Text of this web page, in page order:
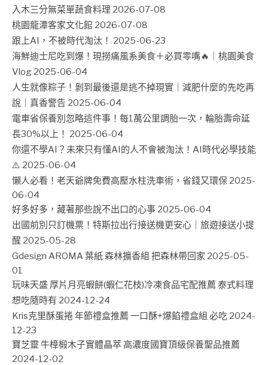
入木三分無菜單蔬食料理 2026-07-08
桃園龍潭客家文化館 2026-07-08
跟上AI，不被時代淘汰！ 2025-06-23
海鮮迪士尼吃到爆！現撈痛風系美食＋必買零嘴🔥｜桃園美食
Vlog 2025-06-04
人生就像粽子！剝到最後還是逃不掉現實｜減肥什麼的先吃再
說｜真香警告 2025-06-04
電車省保養別忽略這件事！每1萬公里調胎一次，輪胎壽命延
長30%以上！ 2025-06-04
你還不學AI？未來只有懂AI的人不會被淘汰！AI時代必學技能
⚠️ 2025-06-04
懶人必看！老天爺牌免費高壓水柱洗車術，省錢又環保 2025-
06-04
好多好多，藏著那些說不出口的心事 2025-06-04
出國前別只訂機票！特斯拉出行接送機更安心｜旅遊接送小提
醒 2025-05-28
Gdesign AROMA 葉紙 森林擴香組 把森林帶回家 2025-05-
01
玩味天盛 厚片月亮蝦餅(蝦仁花枝)冷凍食品宅配推薦 泰式料理
想吃隨時有 2024-12-24
Kris克里酥蛋捲 年節禮盒推薦 一口酥+爆餡禮盒組 必吃 2024-
12-23
寶芝靈 牛樟椴木子實體晶萃 高濃度國寶頂級保養聖品推薦
2024-12-02